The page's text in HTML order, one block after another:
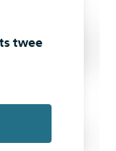
twee